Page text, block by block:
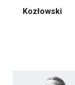
Kozłowski